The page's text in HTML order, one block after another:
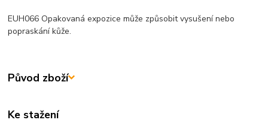
EUH066 Opakovaná expozice může způsobit vysušení nebo
popraskání kůže.
Původ zboží
Ke stažení